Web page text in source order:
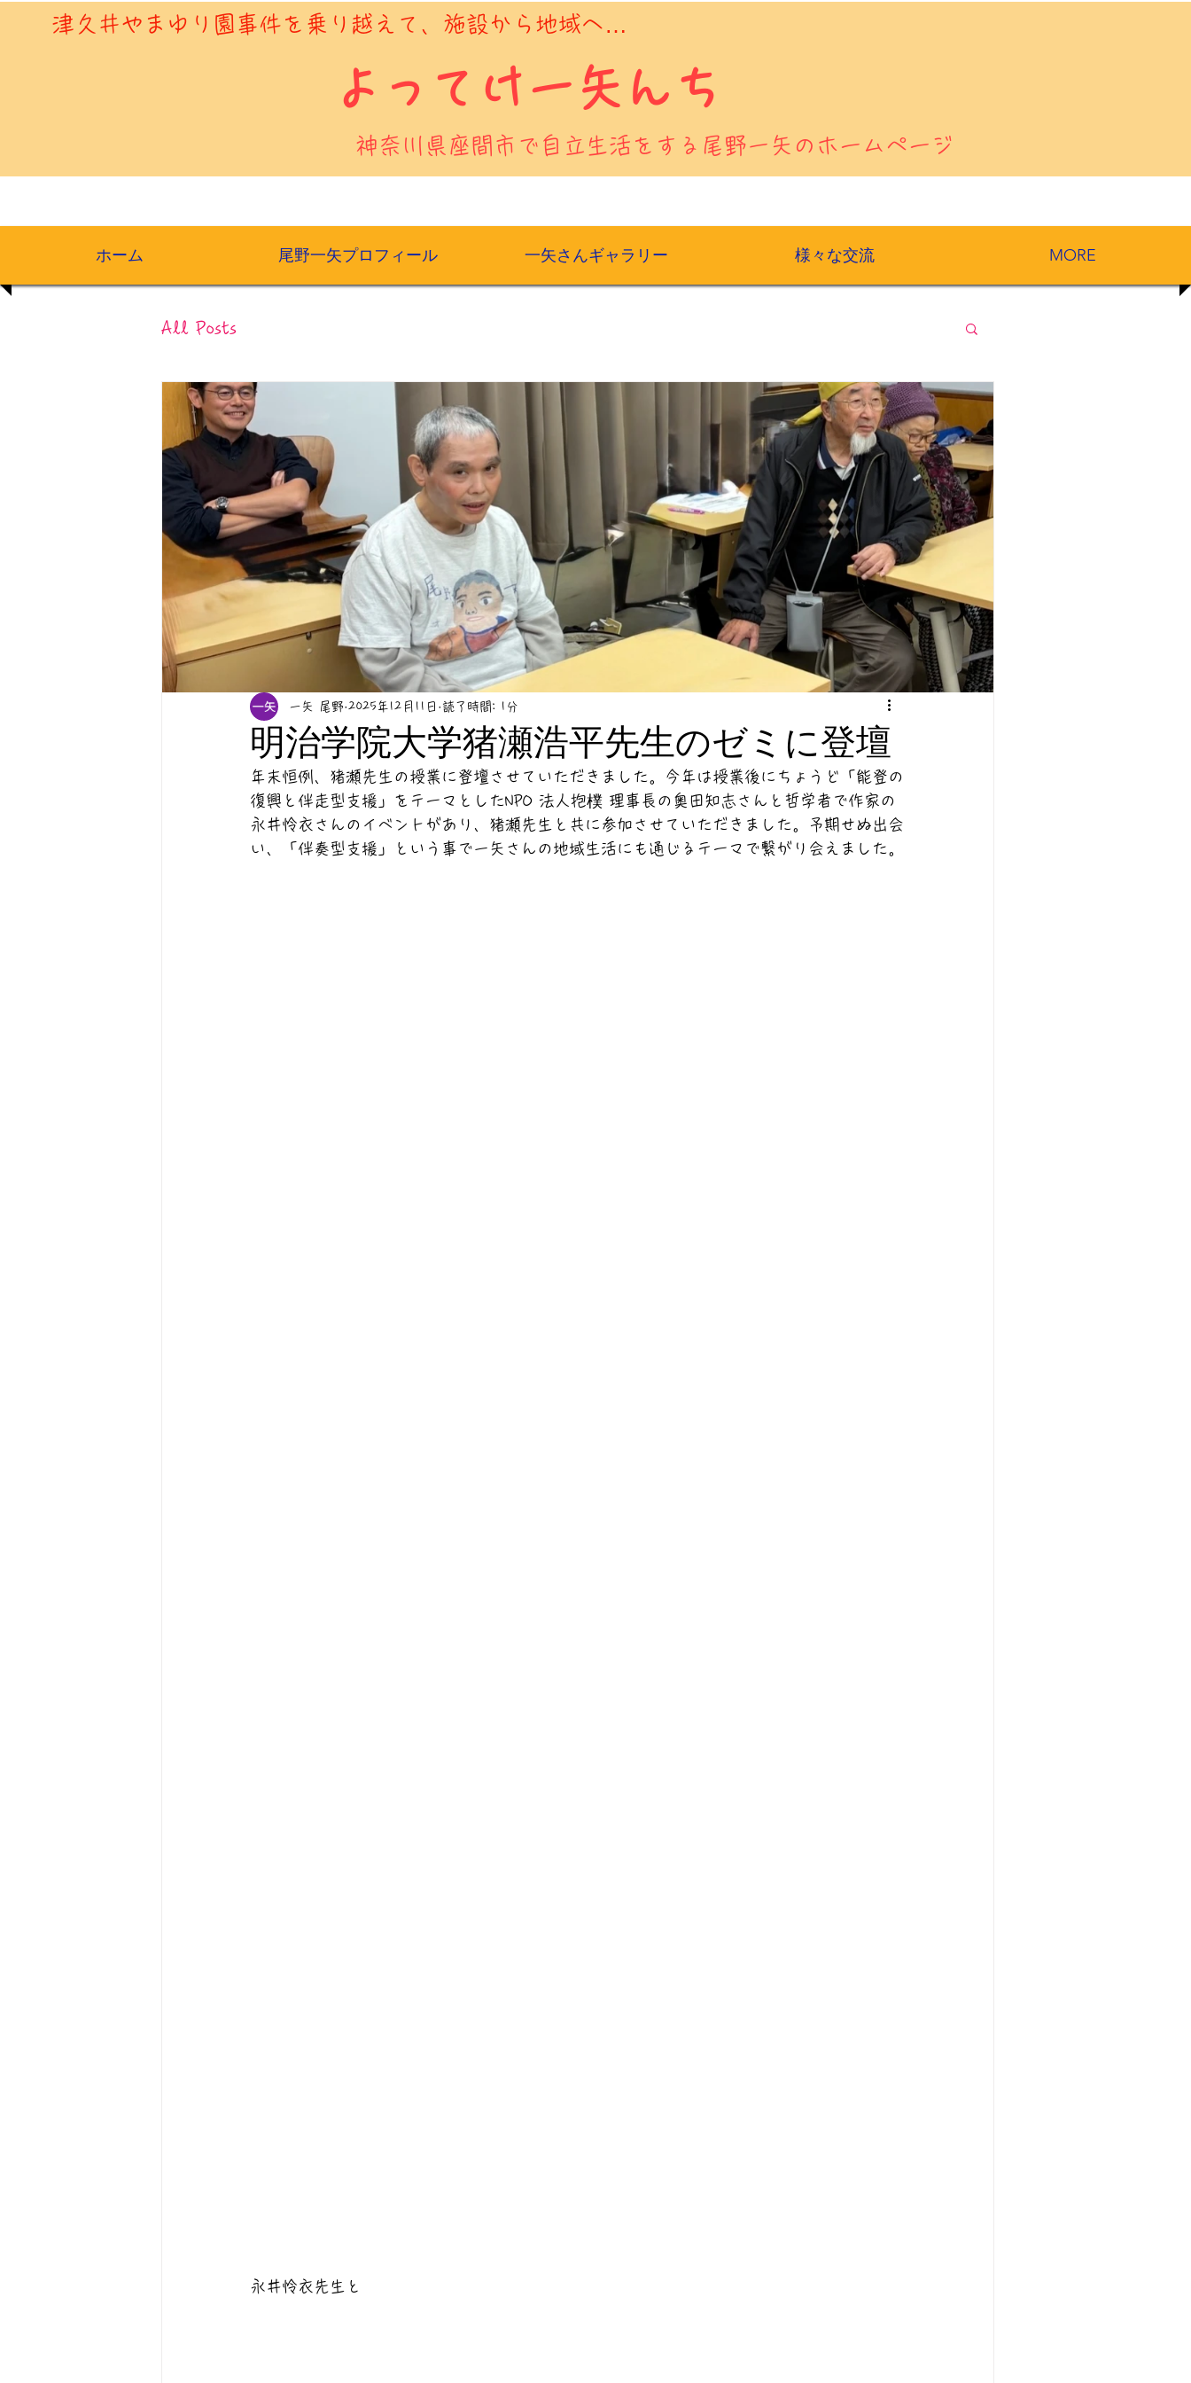
​津久井やまゆり園事件を乗り越えて、施設から地域へ…
神奈川県座間市で自立生活をする尾野一矢のホームページ
​よってけ一矢んち
ホーム 尾野一矢プロフィール 一矢さんギャラリー 様々な交流 MORE
All Posts
明治学院大学猪瀬浩平先生のゼミに登壇
一矢 尾野 2025年12月11日 読了時間: 1分
年末恒例、猪瀬先生の授業に登壇させていただきました。今年は授業後にちょうど「能登の
復興と伴走型支援」をテーマとしたNPO 法人抱樸 理事長の奥田知志さんと哲学者で作家の
永井怜衣さんのイベントがあり、猪瀬先生と共に参加させていただきました。予期せぬ出会
い、「伴奏型支援」という事で一矢さんの地域生活にも通じるテーマで繋がり会えました。
永井怜衣先生と